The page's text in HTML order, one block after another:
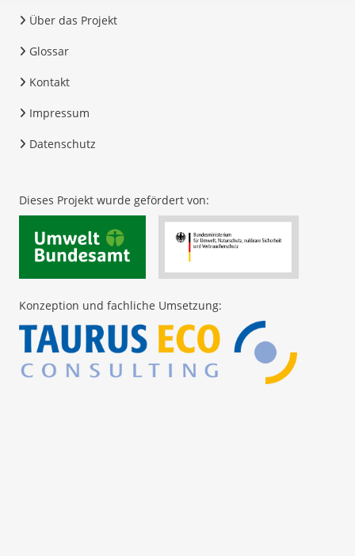
Über das Projekt
Glossar
Kontakt
Impressum
Datenschutz
Dieses Projekt wurde gefördert von:
Konzeption und fachliche Umsetzung: